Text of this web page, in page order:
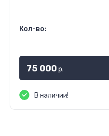
Кол-во:
75 000р.
В наличии!